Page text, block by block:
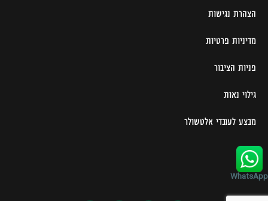
הצהרת נגישות
מדיניות פרטיות
פניות הציבור
גילוי נאות
מבצע לעובדי אלטשולר
שחם
WhatsApp